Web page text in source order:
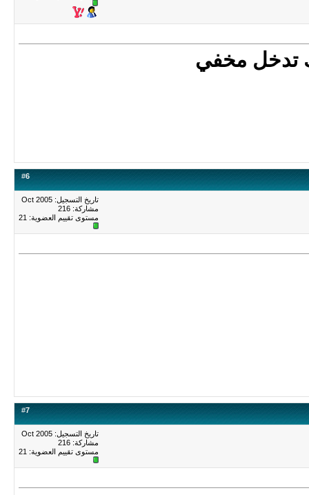
تدخل مخفي
#6
تاريخ التسجيل: Oct 2005
مشاركة: 216
مستوى تقييم العضوية: 21
#7
تاريخ التسجيل: Oct 2005
مشاركة: 216
مستوى تقييم العضوية: 21